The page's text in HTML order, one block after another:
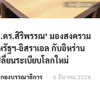
.ดร.สิริพรรณ’ มองสงคราม
รัฐฯ-อิสราเอล กับอิหร่าน
ลี่ยนระเบียบโลกใหม่
กองบรรณาธิการ 6 มีนาคม 2026